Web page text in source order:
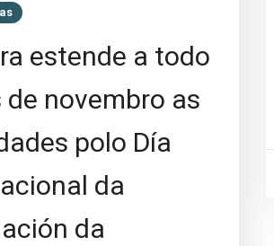
estende a todo
de novembro as
polo Día
da
da